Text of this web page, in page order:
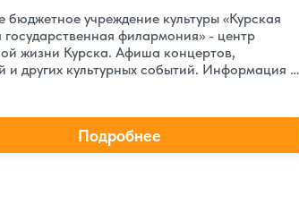
бюджетное учреждение культуры «Курская
государственная филармония» - центр
жизни Курска. Афиша концертов,
и других культурных событий. Информация о
Подробнее